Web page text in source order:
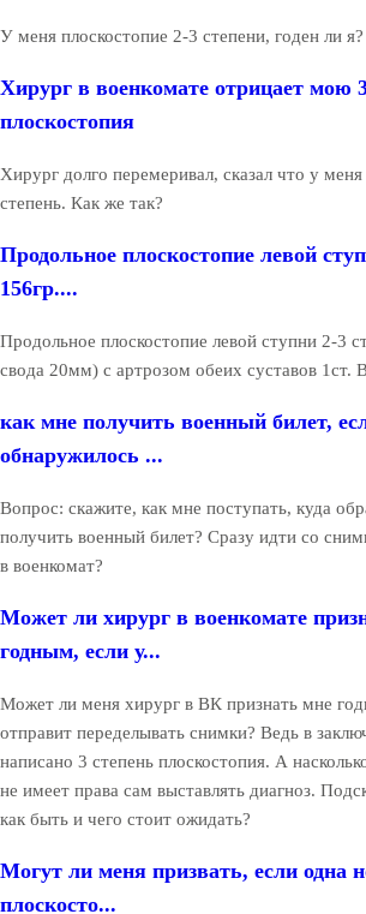
У меня плоскостопие 2-3 степени, годен ли я?
Хирург в военкомате отрицает мою
плоскостопия
Хирург долго перемеривал, сказал что у
степень. Как же так?
Продольное плоскостопие левой
156гр....
Продольное плоскостопие левой ступни 2-3
свода 20мм) с артрозом обеих суставов 1ст.
как мне получить военный билет,
обнаружилось ...
Вопрос: скажите, как мне поступать, куда
получить военный билет? Сразу идти со
в военкомат?
Может ли хирург в военкомате
годным, если у...
Может ли меня хирург в ВК признать мне
отправит переделывать снимки? Ведь в
написано 3 степень плоскостопия. А
не имеет права сам выставлять диагноз.
как быть и чего стоит ожидать?
Могут ли меня призвать, если одна
плоскосто...